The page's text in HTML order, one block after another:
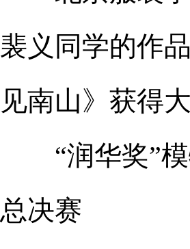
裴义同学的作
见南山》获得
“润华奖”模
总决赛